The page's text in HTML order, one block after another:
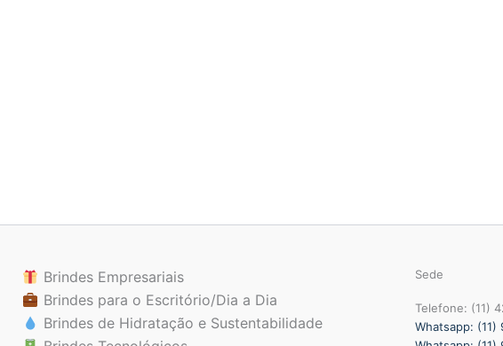
Brindes Empresariais
Brindes para o Escritório/Dia a Dia
Brindes de Hidratação e Sustentabilidade
Sede
Telefone: (11)
Whatsapp: (11)